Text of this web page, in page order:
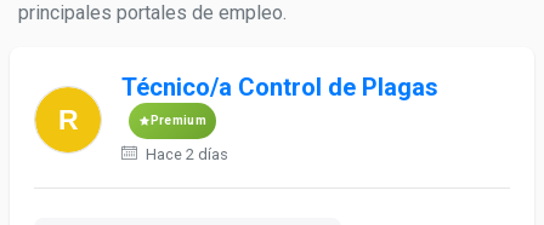
principales portales de empleo.
Técnico/a Control de Plagas
Premium
Hace 2 días